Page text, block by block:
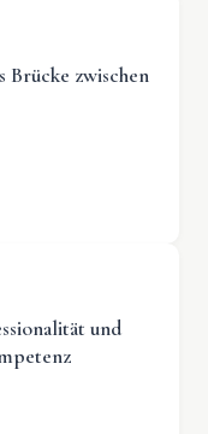
Brücke zwischen
und